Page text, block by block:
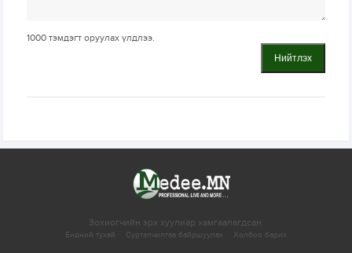
1000 тэмдэгт оруулах үлдлээ.
Нийтлэх
Зохиогчийн эрх хуулиар хамгаалагдсан.
Бидний тухай Сурталчилгаа байршуулах Холбоо барих